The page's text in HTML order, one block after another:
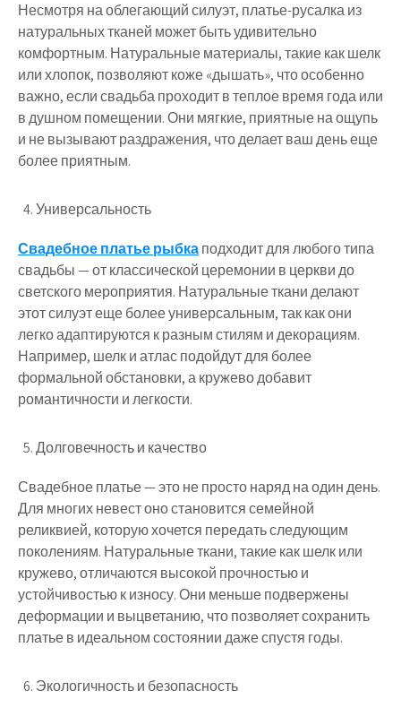
Несмотря на облегающий силуэт, платье-русалка из
натуральных тканей может быть удивительно
комфортным. Натуральные материалы, такие как шелк
или хлопок, позволяют коже «дышать», что особенно
важно, если свадьба проходит в теплое время года или
в душном помещении. Они мягкие, приятные на ощупь
и не вызывают раздражения, что делает ваш день еще
более приятным.
Универсальность
Свадебное платье рыбкаподходит для любого типа
свадьбы — от классической церемонии в церкви до
светского мероприятия. Натуральные ткани делают
этот силуэт еще более универсальным, так как они
легко адаптируются к разным стилям и декорациям.
Например, шелк и атлас подойдут для более
формальной обстановки, а кружево добавит
романтичности и легкости.
Долговечность и качество
Свадебное платье — это не просто наряд на один день.
Для многих невест оно становится семейной
реликвией, которую хочется передать следующим
поколениям. Натуральные ткани, такие как шелк или
кружево, отличаются высокой прочностью и
устойчивостью к износу. Они меньше подвержены
деформации и выцветанию, что позволяет сохранить
платье в идеальном состоянии даже спустя годы.
Экологичность и безопасность